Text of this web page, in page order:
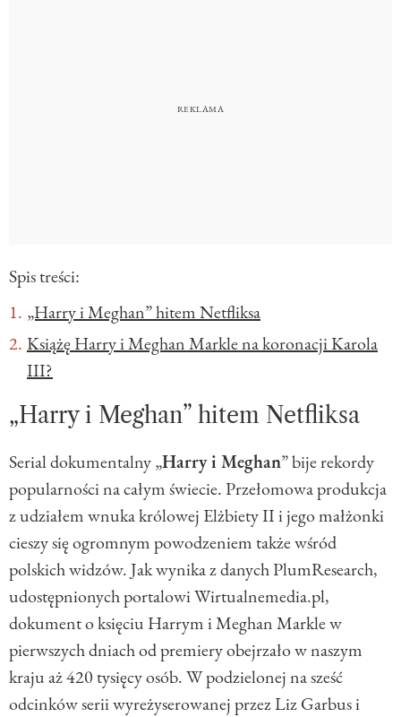
Spis treści:
„Harry i Meghan” hitem Netfliksa
Książę Harry i Meghan Markle na koronacji Karola
III?
„Harry i Meghan” hitem Netfliksa
Serial dokumentalny „Harry i Meghan” bije rekordy
popularności na całym świecie. Przełomowa produkcja
z udziałem wnuka królowej Elżbiety II i jego małżonki
cieszy się ogromnym powodzeniem także wśród
polskich widzów. Jak wynika z danych PlumResearch,
udostępnionych portalowi Wirtualnemedia.pl,
dokument o księciu Harrym i Meghan Markle w
pierwszych dniach od premiery obejrzało w naszym
kraju aż 420 tysięcy osób. W podzielonej na sześć
odcinków serii wyreżyserowanej przez Liz Garbus i